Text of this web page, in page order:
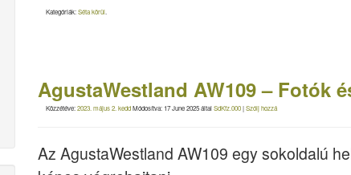
Kategóriák:Séta körül
AgustaWestland AW109 – Fotók
Közzétéve:2023. május 2. keddMódosítva: 17 June 2025általSdKfz.000|Szólj hozzá
Az AgustaWestland AW109 egy sokoldalú